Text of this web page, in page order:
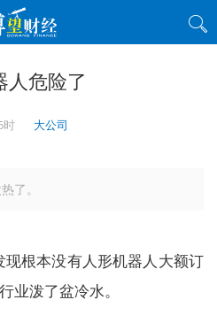
人危险了
时 大公司
了。
根本没有人形机器人大额订
业泼了盆冷水。